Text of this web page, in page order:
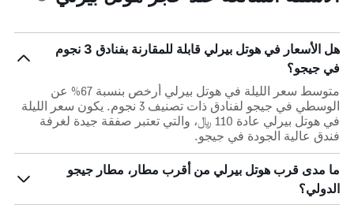
هل الأسعار في هوتل بيرلي قابلة للمقارنة بفنادق 3 نجوم
في جيجو؟
متوسط سعر الليلة في هوتل بيرلي أرخص بنسبة 67% عن
الوسطي في جيجو لفنادق ذات تصنيف 3 نجوم. يكون سعر الليلة
في هوتل بيرلي عادة 110 ﷼، والتي تعتبر صفقة جيدة لغرفة
فندق عالية الجودة في جيجو.
ما مدى قرب هوتل بيرلي من أقرب مطار، مطار جيجو
الدولي؟